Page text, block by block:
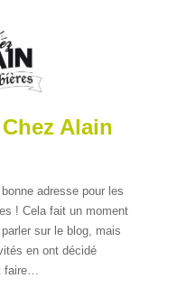
Alain
adresse pour les
! Cela fait un moment
sur le blog, mais
en ont décidé
faire…